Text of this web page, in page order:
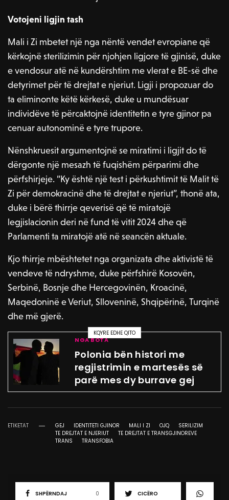
Votojeni ligjin tash
Mali i Zi mbetet një nga nëntë vendet evropiane që
kërkojnë sterilizimin për njohjen ligjore të gjinisë, duke
e vendosur atë në kundërshtim me vlerat e BE-së dhe
detyrimet për të drejtat e njeriut. Ligji i propozuar do
ta eliminonte këtë kërkesë, duke u mundësuar
individëve të përcaktojnë identitetin e tyre gjinor pa
cenuar autonominë e tyre trupore.
Nënshkruesit argumentojnë se miratimi i ligjit do të
dërgonte një mesazh të fuqishëm përparimi dhe
përfshirjeje. “Ky është një test i përkushtimit të Malit të
Zi për demokracinë dhe të drejtat e njeriut”, thonë ata,
duke i bërë thirrje qeverisë që të miratojë
legjislacionin deri në fund të vitit 2024 dhe që
Parlamenti ta miratojë atë në seancën aktuale.
Kjo thirrje mbështetet nga organizata dhe aktivistë të
vendeve të ndryshme, duke përfshirë Kosovën,
Serbinë, Bosnje dhe Hercegovinën, Kroacinë,
Maqedoninë e Veriut, Slloveninë, Shqipërinë, Turqinë
dhe më gjerë.
KQYRE EDHE QITO
NGA BOTA
Polonia bën histori me
regjistrimin e martesës së
parë mes dy burrave gej
ETIKETAT GEJ IDENTITETI GJINOR MALI I ZI OJQ
SERILIZIM
TE DREJTAT E NJERIUT
TE DREJTAT E TRANSGJINOREVE
TRANS
TRANSFOBIA
SHPËRNDAJ 0 CICËRO